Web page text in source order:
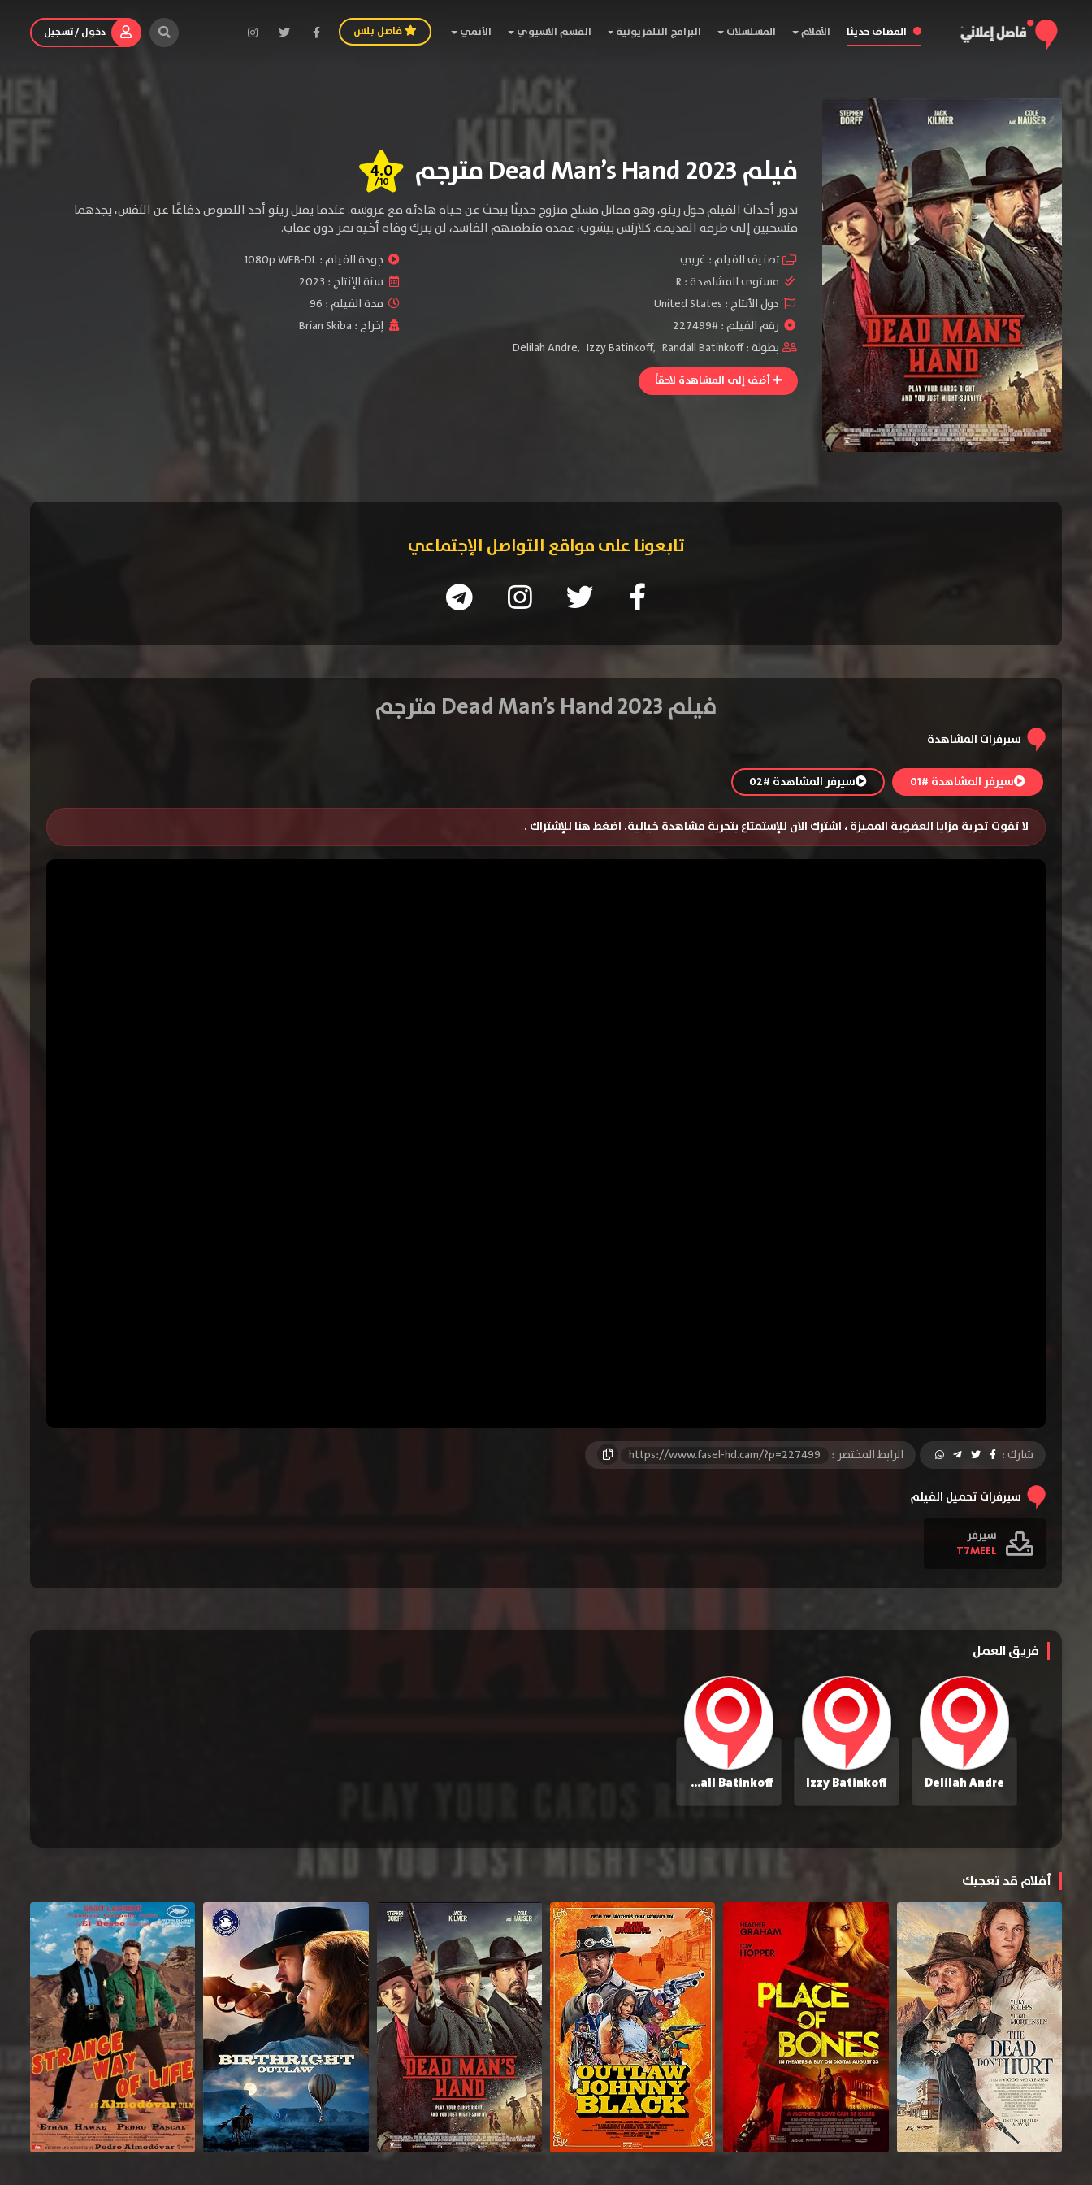
المضاف حديثا الأفلام المسلسلات البرامج التلفزيونية القسم الاسيوي الأنمي فاصل بلس دخول / تسجيل
فيلم Dead Man’s Hand 2023 مترجم 4.0
/10
تدور أحداث الفيلم حول رينو، وهو مقاتل مسلح متزوج حديثًا يبحث عن حياة هادئة مع عروسه. عندما يقتل رينو أحد اللصوص دفاعًا عن النفس، يجدهما
منسحبين إلى طرقه القديمة. كلارنس بيشوب، عمدة منطقتهم الفاسد، لن يترك وفاة أخيه تمر دون عقاب.
تصنيف الفيلم : غربي جودة الفيلم :1080p WEB-DL
مستوى المشاهدة :R سنة الإنتاج : 2023
دول الأنتاج : United States
مدة الفيلم : 96
رقم الفيلم : #227499
إخراج : Brian Skiba
بطولة :
Delilah Andre, Izzy Batinkoff, Randall Batinkoff
أضف إلى المشاهدة لاحقاً
تابعونا على مواقع التواصل الإجتماعي
فيلم Dead Man’s Hand 2023 مترجم
سيرفرات المشاهدة
سيرفر المشاهدة #01 سيرفر المشاهدة #02
لا تفوت تجربة مزايا العضوية المميزة ، اشترك الان للإستمتاع بتجربة مشاهدة خيالية. اضغط هنا للإشتراك .
شارك : الرابط المختصر : https://www.fasel-hd.cam/?p=227499
سيرفرات تحميل الفيلم
سيرفر
T7MEEL
فريق العمل
Delilah Andre
Izzy Batinkoff
Randall Batinkoff
أفلام قد تعجبك